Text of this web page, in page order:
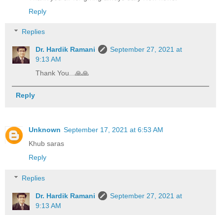
Reply
Replies
Dr. Hardik Ramani
September 27, 2021 at
9:13 AM
Thank You...🙏🙏
Reply
Unknown September 17, 2021 at 6:53 AM
Khub saras
Reply
Replies
Dr. Hardik Ramani
September 27, 2021 at
9:13 AM